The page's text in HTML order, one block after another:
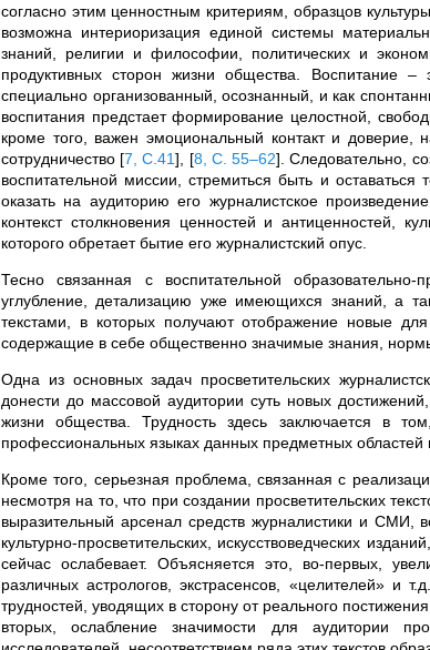
согласно этим ценностным критериям, образцов
возможна интериоризация единой системы
знаний, религии и философии, политических и
продуктивных сторон жизни общества. Воспитание
специально организованный, осознанный, и как
воспитания предстает формирование целостной,
кроме того, важен эмоциональный контакт и доверие,
сотрудничество [7, С.41] [8, С. 55–62] . Следовательно,
воспитательной миссии, стремиться быть и
оказать на аудиторию его журналистское
контекст столкновения ценностей и антиценностей,
которого обретает бытие его журналистский опус.
Тесно связанная с воспитательной образовательно-
углубление, детализацию уже имеющихся знаний, а
текстами, в которых получают отображение новые
содержащие в себе общественно значимые знания,
Одна из основных задач просветительских
донести до массовой аудитории суть новых
жизни общества. Трудность здесь заключается в
профессиональных языках данных предметных
Кроме того, серьезная проблема, связанная с
несмотря на то, что при создании просветительских
выразительный арсенал средств журналистики и СМИ,
культурно-просветительских, искусствоведческих
сейчас ослабевает. Объясняется это, во-первых,
различных астрологов, экстрасенсов, «целителей» и
трудностей, уводящих в сторону от реального
вторых, ослабление значимости для аудитории